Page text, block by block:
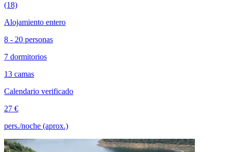
(18)
Alojamiento entero
8 - 20 personas
7 dormitorios
13 camas
Calendario verificado
27 €
pers./noche (aprox.)